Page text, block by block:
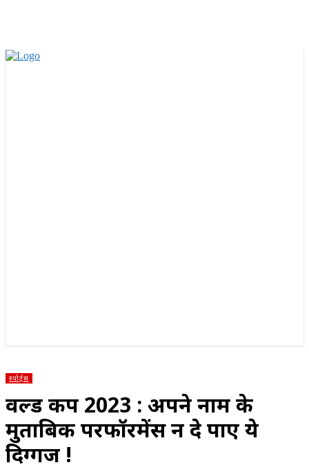
स्पोर्ट्स
वर्ल्ड कप 2023 : अपने नाम के
मुताबिक परफॉरमेंस न दे पाए ये
दिग्गज !